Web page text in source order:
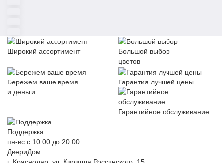
Широкий ассортимент
Большой выбор
цветов
Бережем ваше время
и деньги
Гарантия лучшей цены
Гарантийное обслуживание
Поддержка
пн-вс с 10:00 до 20:00
ДвериДом